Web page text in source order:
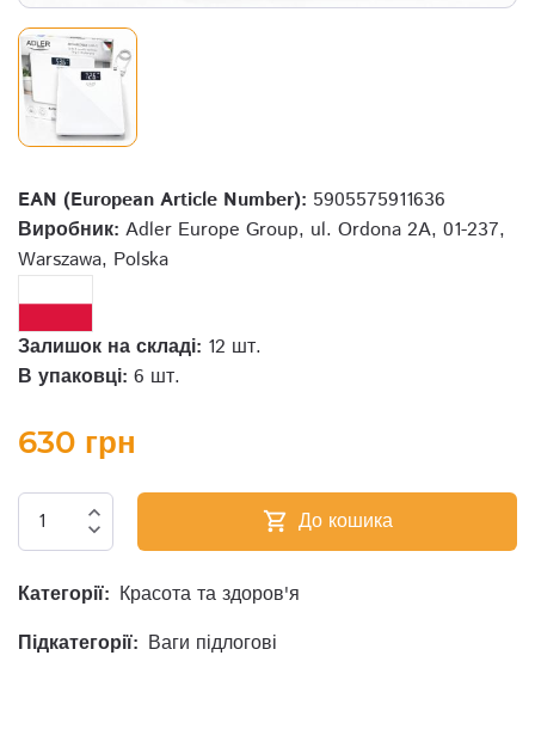
EAN (European Article Number): 5905575911636
Виробник: Adler Europe Group, ul. Ordona 2A, 01-237,
Warszawa, Polska
Залишок на складі: 12 шт.
В упаковці: 6 шт.
630 грн
expand_less
expand_more shopping_cart До кошика
Категорії: Красота та здоров'я
Підкатегорії: Ваги підлогові